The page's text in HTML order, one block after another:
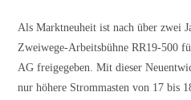
Als Marktneuheit ist nach über zwei
Zweiwege-Arbeitsbühne RR19-500
AG freigegeben. Mit dieser
nur höhere Strommasten von 17 bis